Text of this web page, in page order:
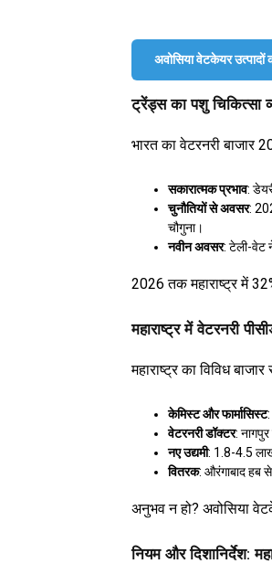
अवोसिया वेटकेयर उत्पादों
ट्रेंड्स का पशु चिकित्सा
भारत का वेटरनरी बाजार
सकारात्मक प्रभाव:
चुनौतियों से अवसर:
चौगुना।
नवीन अवसर: टेली-वेट
2026 तक महाराष्ट्र में
महाराष्ट्र में वेटरनरी
महाराष्ट्र का विविध
केमिस्ट और फार्मासिस्ट
वेटरनरी डॉक्टर:
नए उद्यमी: ₹1.8-4.5
वितरक: औरंगाबाद हब
अनुभव न हो? अवोसिया
नियम और दिशानिर्देश: